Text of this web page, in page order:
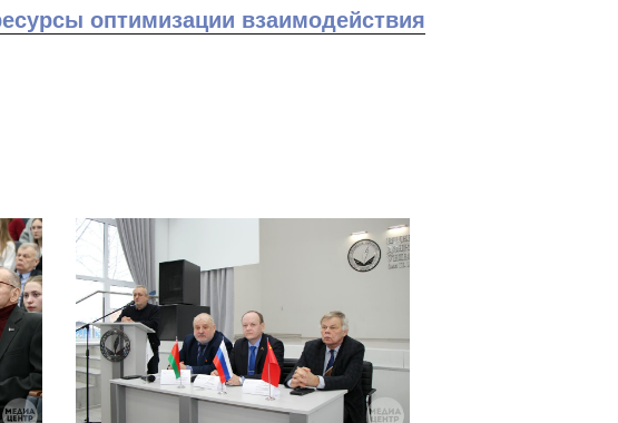
оптимизации взаимодействия